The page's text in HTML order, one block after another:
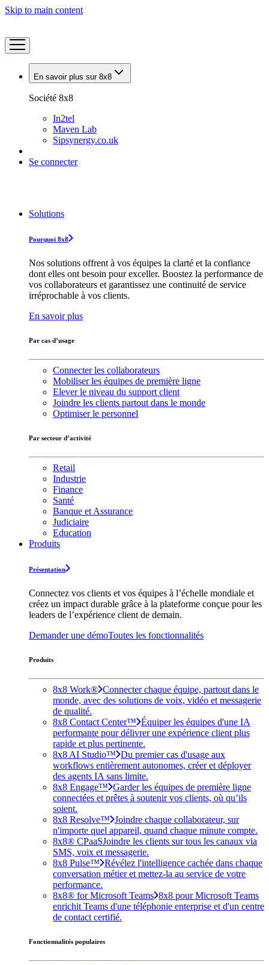
Skip to main content
En savoir plus sur 8x8
Société 8x8
In2tel
Maven Lab
Sipsynergy.co.uk
Se connecter
Solutions
Pourquoi 8x8
Nos solutions offrent à vos équipes la clarté et la confiance
dont elles ont besoin pour exceller. Boostez la performance de
vos collaborateurs et garantissez une continuité de service
irréprochable à vos clients.
En savoir plus
Par cas d’usage
Connecter les collaborateurs
Mobiliser les équipes de première ligne
Elever le niveau du support client
Joindre les clients partout dans le monde
Optimiser le personnel
Par secteur d’activité
Retail
Industrie
Finance
Santé
Banque et Assurance
Judiciaire
Education
Produits
Présentation
Connectez vos clients et vos équipes à l’échelle mondiale et
créez un impact durable grâce à la plateforme conçue pour les
leaders de l’expérience client de demain.
Demander une démoToutes les fonctionnalités
Produits
8x8 Work® Connecter chaque équipe, partout dans le
monde, avec des solutions de voix, vidéo et messagerie
de qualité.
8x8 Contact Center™ Équiper les équipes d'une IA
performante pour délivrer une expérience client plus
rapide et plus pertinente.
8x8 AI Studio™ Du premier cas d'usage aux
workflows entièrement autonomes, créer et déployer
des agents IA sans limite.
8x8 Engage™ Garder les équipes de première ligne
connectées et prêtes à soutenir vos clients, où qu’ils
soient.
8x8 Resolve™ Joindre chaque collaborateur, sur
n'importe quel appareil, quand chaque minute compte.
8x8® CPaaSJoindre les clients sur tous les canaux via
SMS, voix et messagerie.
8x8 Pulse™ Révélez l'intelligence cachée dans chaque
conversation métier et mettez-la au service de votre
performance.
8x8® for Microsoft Teams 8x8 pour Microsoft Teams
enrichit Teams d'une téléphonie enterprise et d'un centre
de contact certifié.
Fonctionnalités populaires